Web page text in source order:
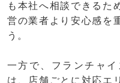
も本社へ相談できるた
営の業者より安心感を
う。
一方で、フランチャ
は、店舗ごとに対応エ